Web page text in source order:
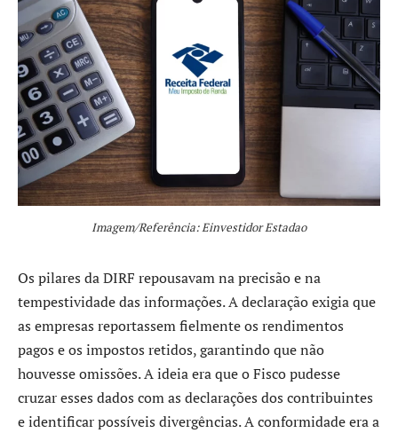
Imagem/Referência: Einvestidor Estadao
Os pilares da DIRF repousavam na precisão e na
tempestividade das informações. A declaração exigia que
as empresas reportassem fielmente os rendimentos
pagos e os impostos retidos, garantindo que não
houvesse omissões. A ideia era que o Fisco pudesse
cruzar esses dados com as declarações dos contribuintes
e identificar possíveis divergências. A conformidade era a